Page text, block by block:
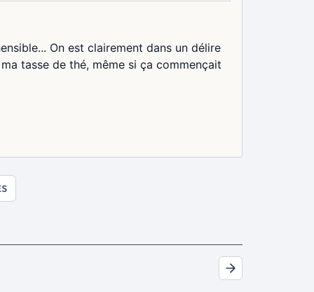
On est clairement dans un délire
tasse de thé, même si ça commençait